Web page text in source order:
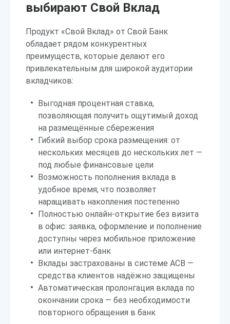
выбирают Свой Вклад
Продукт «Свой Вклад» от Свой Банк
обладает рядом конкурентных
преимуществ, которые делают его
привлекательным для широкой аудитории
вкладчиков:
Выгодная процентная ставка,
позволяющая получить ощутимый доход
на размещённые сбережения
Гибкий выбор срока размещения: от
нескольких месяцев до нескольких лет —
под любые финансовые цели
Возможность пополнения вклада в
удобное время, что позволяет
наращивать накопления постепенно
Полностью онлайн-открытие без визита
в офис: заявка, оформление и пополнение
доступны через мобильное приложение
или интернет-банк
Вклады застрахованы в системе АСВ —
средства клиентов надёжно защищены
Автоматическая пролонгация вклада по
окончании срока — без необходимости
повторного обращения в банк